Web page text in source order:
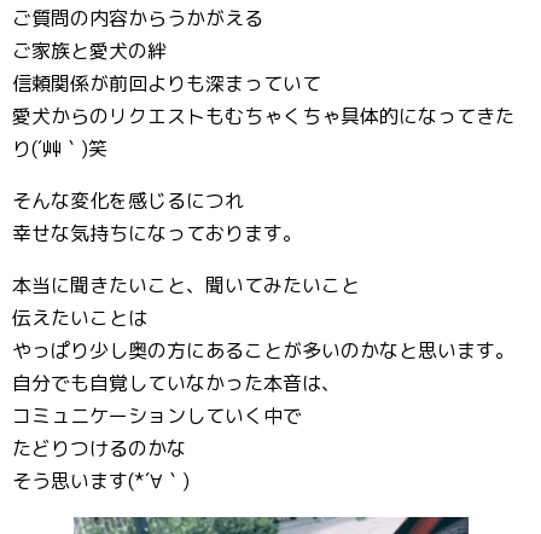
ご質問の内容からうかがえる
ご家族と愛犬の絆
信頼関係が前回よりも深まっていて
愛犬からのリクエストもむちゃくちゃ具体的になってきた
り(´艸｀)笑
そんな変化を感じるにつれ
幸せな気持ちになっております。
本当に聞きたいこと、聞いてみたいこと
伝えたいことは
やっぱり少し奥の方にあることが多いのかなと思います。
自分でも自覚していなかった本音は、
コミュニケーションしていく中で
たどりつけるのかな
そう思います(*´∀｀)